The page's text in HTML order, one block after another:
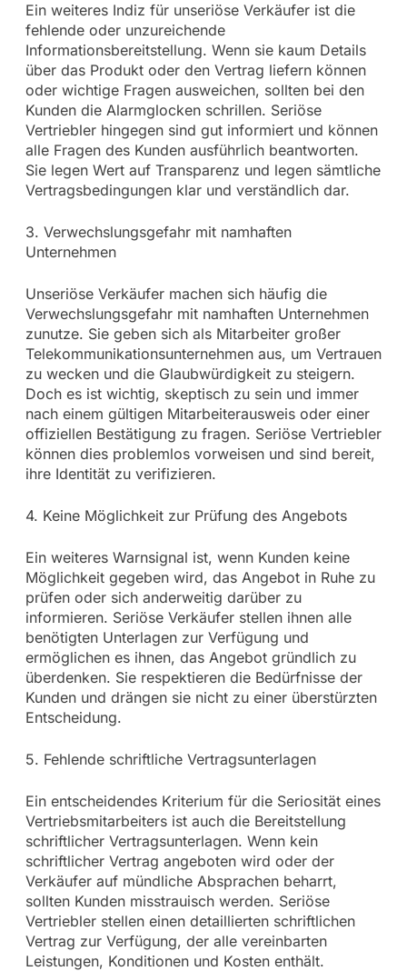
Ein weiteres Indiz für unseriöse Verkäufer ist die
fehlende oder unzureichende
Informationsbereitstellung. Wenn sie kaum Details
über das Produkt oder den Vertrag liefern können
oder wichtige Fragen ausweichen, sollten bei den
Kunden die Alarmglocken schrillen. Seriöse
Vertriebler hingegen sind gut informiert und können
alle Fragen des Kunden ausführlich beantworten.
Sie legen Wert auf Transparenz und legen sämtliche
Vertragsbedingungen klar und verständlich dar.
3. Verwechslungsgefahr mit namhaften
Unternehmen
Unseriöse Verkäufer machen sich häufig die
Verwechslungsgefahr mit namhaften Unternehmen
zunutze. Sie geben sich als Mitarbeiter großer
Telekommunikationsunternehmen aus, um Vertrauen
zu wecken und die Glaubwürdigkeit zu steigern.
Doch es ist wichtig, skeptisch zu sein und immer
nach einem gültigen Mitarbeiterausweis oder einer
offiziellen Bestätigung zu fragen. Seriöse Vertriebler
können dies problemlos vorweisen und sind bereit,
ihre Identität zu verifizieren.
4. Keine Möglichkeit zur Prüfung des Angebots
Ein weiteres Warnsignal ist, wenn Kunden keine
Möglichkeit gegeben wird, das Angebot in Ruhe zu
prüfen oder sich anderweitig darüber zu
informieren. Seriöse Verkäufer stellen ihnen alle
benötigten Unterlagen zur Verfügung und
ermöglichen es ihnen, das Angebot gründlich zu
überdenken. Sie respektieren die Bedürfnisse der
Kunden und drängen sie nicht zu einer überstürzten
Entscheidung.
5. Fehlende schriftliche Vertragsunterlagen
Ein entscheidendes Kriterium für die Seriosität eines
Vertriebsmitarbeiters ist auch die Bereitstellung
schriftlicher Vertragsunterlagen. Wenn kein
schriftlicher Vertrag angeboten wird oder der
Verkäufer auf mündliche Absprachen beharrt,
sollten Kunden misstrauisch werden. Seriöse
Vertriebler stellen einen detaillierten schriftlichen
Vertrag zur Verfügung, der alle vereinbarten
Leistungen, Konditionen und Kosten enthält.